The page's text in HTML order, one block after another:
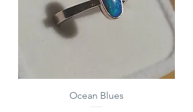
Ocean Blues